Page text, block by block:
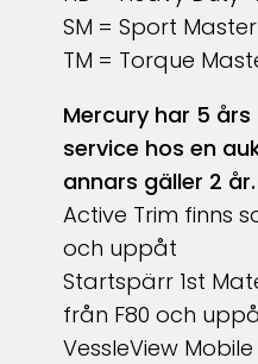
SM = Sport
TM = Torque
Mercury har 5
service hos en
annars gäller 2 år.
Active Trim finns
och uppåt
Startspärr 1st
från F80 och
VessleView